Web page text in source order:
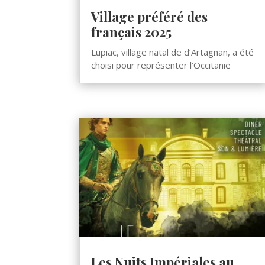
Village préféré des
français 2025
Lupiac, village natal de d’Artagnan, a été
choisi pour représenter l’Occitanie